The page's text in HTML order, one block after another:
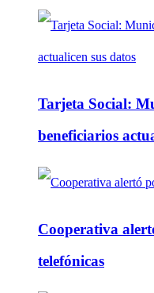
Tarjeta Social:
beneficiarios
Cooperativa
telefónicas